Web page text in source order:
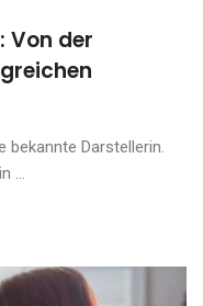
Von der
bekannte Darstellerin.